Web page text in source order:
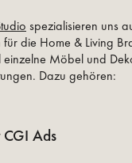
spezialisieren uns
für die Home & Living
einzelne Möbel und
Dazu gehören:
CGI Ads